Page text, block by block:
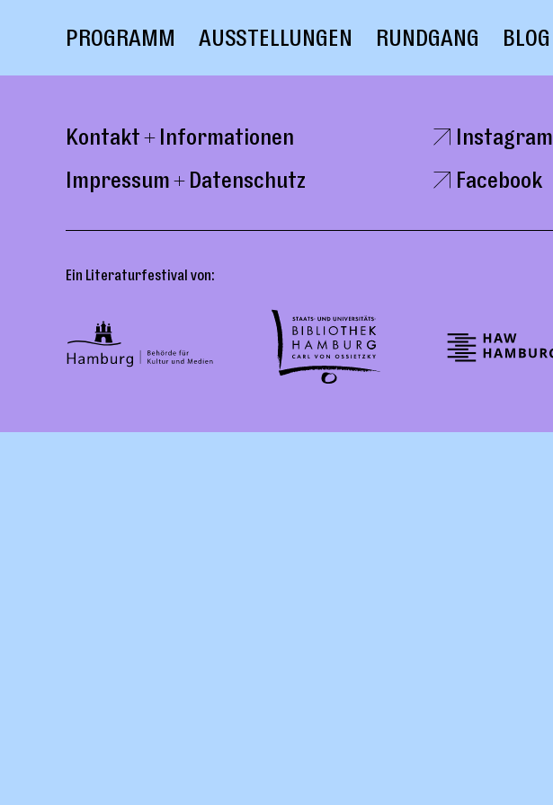
PROGRAMM AUSSTELLUNGEN RUNDGANG BLOG
Kontakt + Informationen
Impressum + Datenschutz
🡥 Instagram
🡥 Facebook
Ein Literaturfestival von: